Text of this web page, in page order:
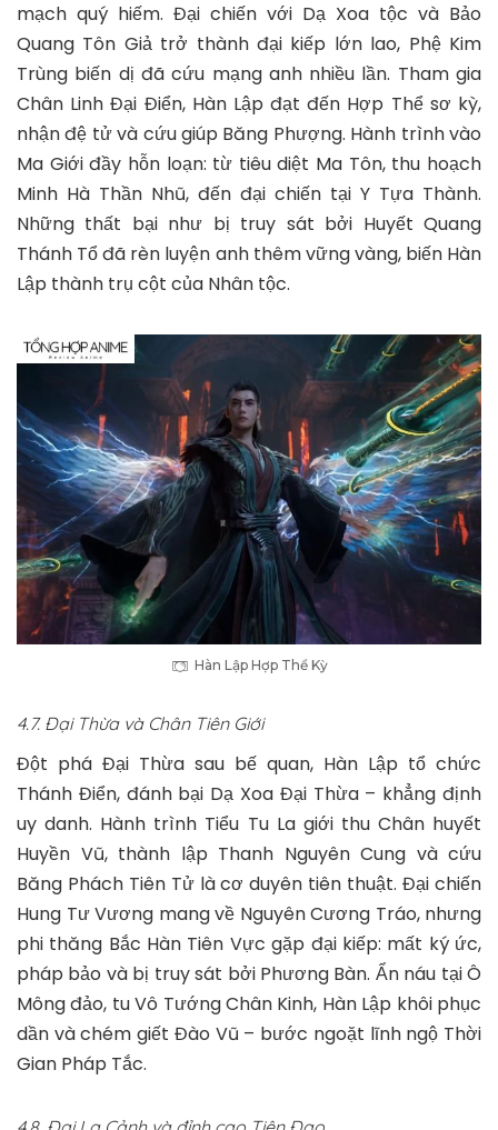
mạch quý hiếm. Đại chiến với Dạ Xoa tộc và Bảo
Quang Tôn Giả trở thành đại kiếp lớn lao, Phệ Kim
Trùng biến dị đã cứu mạng anh nhiều lần. Tham gia
Chân Linh Đại Điển, Hàn Lập đạt đến Hợp Thể sơ kỳ,
nhận đệ tử và cứu giúp Băng Phượng. Hành trình vào
Ma Giới đầy hỗn loạn: từ tiêu diệt Ma Tôn, thu hoạch
Minh Hà Thần Nhũ, đến đại chiến tại Y Tựa Thành.
Những thất bại như bị truy sát bởi Huyết Quang
Thánh Tổ đã rèn luyện anh thêm vững vàng, biến Hàn
Lập thành trụ cột của Nhân tộc.
Hàn Lập Hợp Thể Kỳ
4.7. Đại Thừa và Chân Tiên Giới
Đột phá Đại Thừa sau bế quan, Hàn Lập tổ chức
Thánh Điển, đánh bại Dạ Xoa Đại Thừa – khẳng định
uy danh. Hành trình Tiểu Tu La giới thu Chân huyết
Huyền Vũ, thành lập Thanh Nguyên Cung và cứu
Băng Phách Tiên Tử là cơ duyên tiên thuật. Đại chiến
Hung Tư Vương mang về Nguyên Cương Tráo, nhưng
phi thăng Bắc Hàn Tiên Vực gặp đại kiếp: mất ký ức,
pháp bảo và bị truy sát bởi Phương Bàn. Ẩn náu tại Ô
Mông đảo, tu Vô Tướng Chân Kinh, Hàn Lập khôi phục
dần và chém giết Đào Vũ – bước ngoặt lĩnh ngộ Thời
Gian Pháp Tắc.